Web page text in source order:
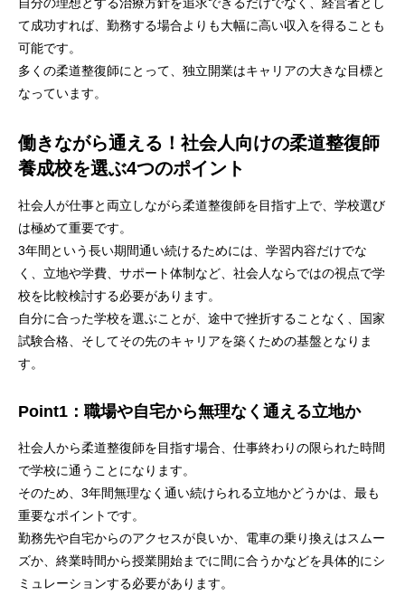
て成功すれば、勤務する場合よりも大幅に高い収入を得ることも
可能です。
多くの柔道整復師にとって、独立開業はキャリアの大きな目標と
なっています。
働きながら通える！社会人向けの柔道整復師
養成校を選ぶ4つのポイント
社会人が仕事と両立しながら柔道整復師を目指す上で、学校選び
は極めて重要です。
3年間という長い期間通い続けるためには、学習内容だけでな
く、立地や学費、サポート体制など、社会人ならではの視点で学
校を比較検討する必要があります。
自分に合った学校を選ぶことが、途中で挫折することなく、国家
試験合格、そしてその先のキャリアを築くための基盤となりま
す。
Point1：職場や自宅から無理なく通える立地か
社会人から柔道整復師を目指す場合、仕事終わりの限られた時間
で学校に通うことになります。
そのため、3年間無理なく通い続けられる立地かどうかは、最も
重要なポイントです。
勤務先や自宅からのアクセスが良いか、電車の乗り換えはスムー
ズか、終業時間から授業開始までに間に合うかなどを具体的にシ
ミュレーションする必要があります。